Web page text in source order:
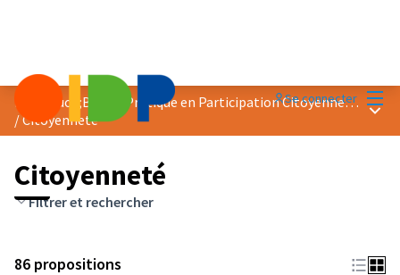
Se connecter
Prix &quot;Bonne Pratique en Participation Citoyenne&quot; 2023
/Citoyenneté
Citoyenneté
Filtrer et rechercher
86 propositions